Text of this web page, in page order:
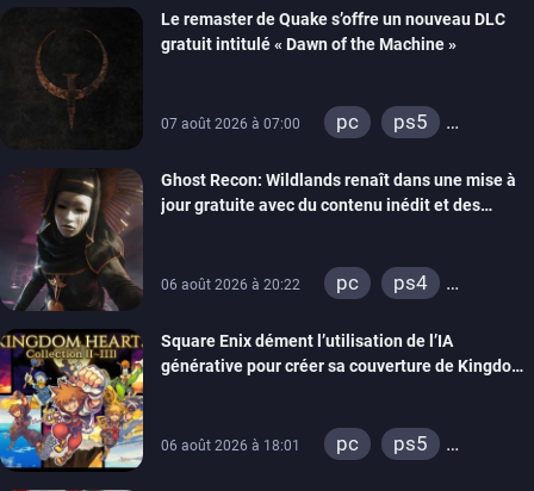
Le remaster de Quake s’offre un nouveau DLC
gratuit intitulé « Dawn of the Machine »
07 août 2026 à 07:00 pc
ps5
switch
ps4
xbox one
Ghost Recon: Wildlands renaît dans une mise à
jour gratuite avec du contenu inédit et des
06 août 2026 à 20:22 pc
ps4
Square Enix dément l’utilisation de l’IA
générative pour créer sa couverture de Kingdom
06 août 2026 à 18:01 pc
ps5